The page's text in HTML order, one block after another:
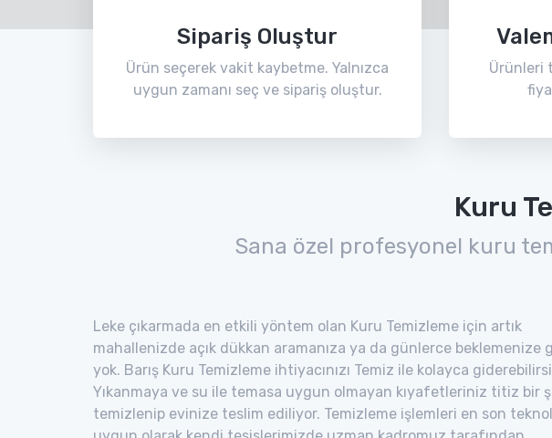
Sipariş Oluştur
Ürün seçerek vakit kaybetme. Yalnızca
uygun zamanı seç ve sipariş oluştur.
Ürünleri
Kuru
Sana özel profesyonel kuru
Leke çıkarmada en etkili yöntem olan Kuru Temizleme için artık
mahallenizde açık dükkan aramanıza ya da günlerce beklemenize
yok. Barış Kuru Temizleme ihtiyacınızı Temiz ile kolayca
Yıkanmaya ve su ile temasa uygun olmayan kıyafetleriniz titiz bir
temizlenip evinize teslim ediliyor. Temizleme işlemleri en son